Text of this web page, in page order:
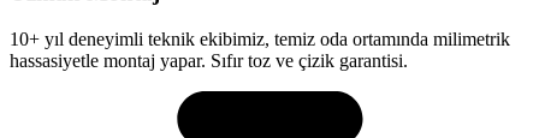
10+ yıl deneyimli teknik ekibimiz, temiz oda ortamında milimetrik
hassasiyetle montaj yapar. Sıfır toz ve çizik garantisi.